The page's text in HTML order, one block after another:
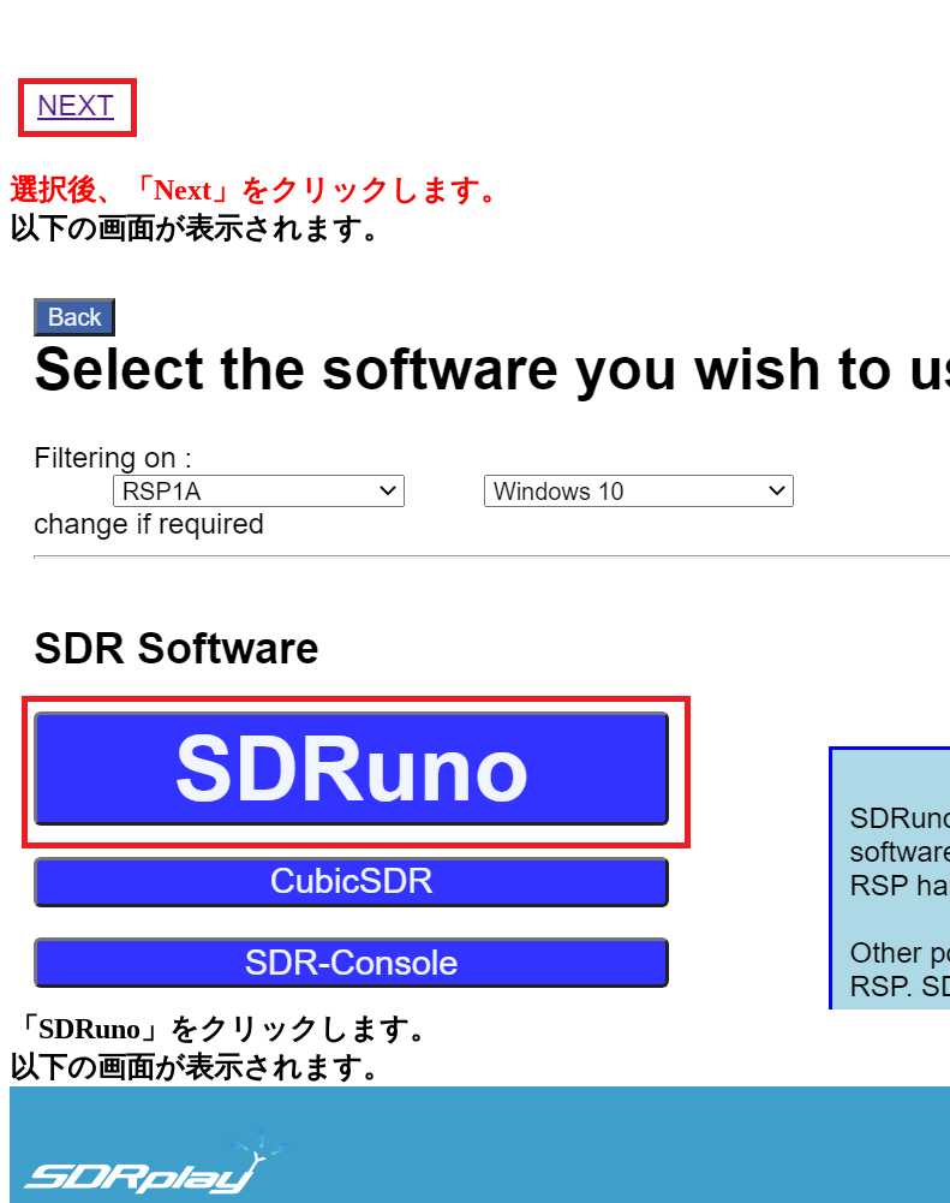
選択後、「Next」をクリックします。
以下の画面が表示されます。
「SDRuno」をクリックします。
以下の画面が表示されます。